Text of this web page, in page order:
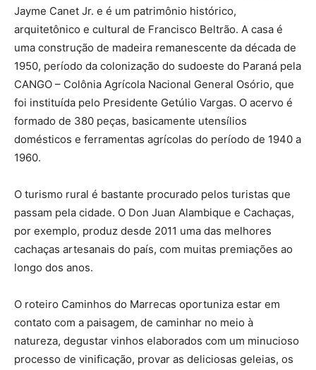
Jayme Canet Jr. e é um patrimônio histórico,
arquitetônico e cultural de Francisco Beltrão. A casa é
uma construção de madeira remanescente da década de
1950, período da colonização do sudoeste do Paraná pela
CANGO – Colônia Agrícola Nacional General Osório, que
foi instituída pelo Presidente Getúlio Vargas. O acervo é
formado de 380 peças, basicamente utensílios
domésticos e ferramentas agrícolas do período de 1940 a
1960.
O turismo rural é bastante procurado pelos turistas que
passam pela cidade. O Don Juan Alambique e Cachaças,
por exemplo, produz desde 2011 uma das melhores
cachaças artesanais do país, com muitas premiações ao
longo dos anos.
O roteiro Caminhos do Marrecas oportuniza estar em
contato com a paisagem, de caminhar no meio à
natureza, degustar vinhos elaborados com um minucioso
processo de vinificação, provar as deliciosas geleias, os